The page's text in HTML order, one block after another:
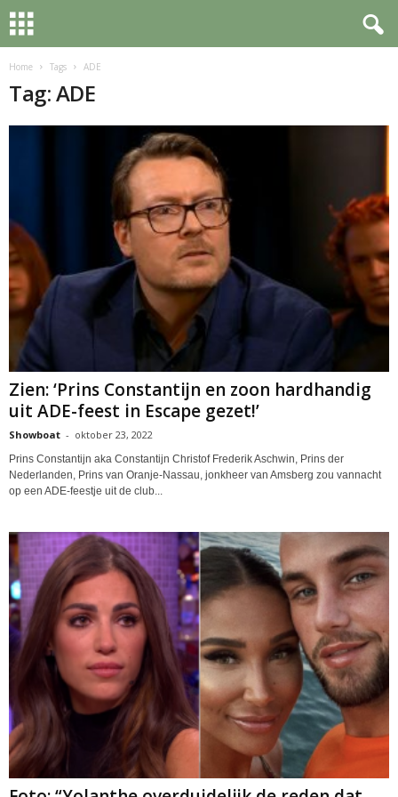
Home Tags ADE
Tag: ADE
Zien: ‘Prins Constantijn en zoon hardhandig
uit ADE-feest in Escape gezet!’
Showboat - oktober 23, 2022
Prins Constantijn aka Constantijn Christof Frederik Aschwin, Prins der
Nederlanden, Prins van Oranje-Nassau, jonkheer van Amsberg zou vannacht
op een ADE-feestje uit de club...